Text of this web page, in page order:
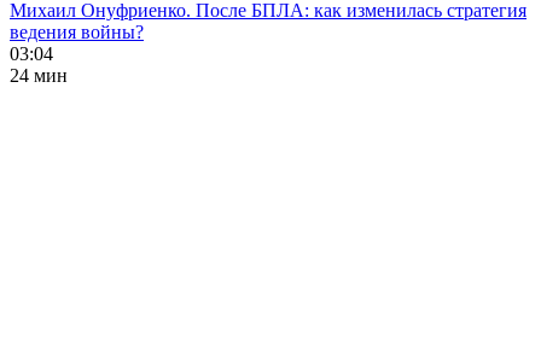
Михаил Онуфриенко. После БПЛА: как изменилась стратегия
ведения войны?
03:04
24 мин